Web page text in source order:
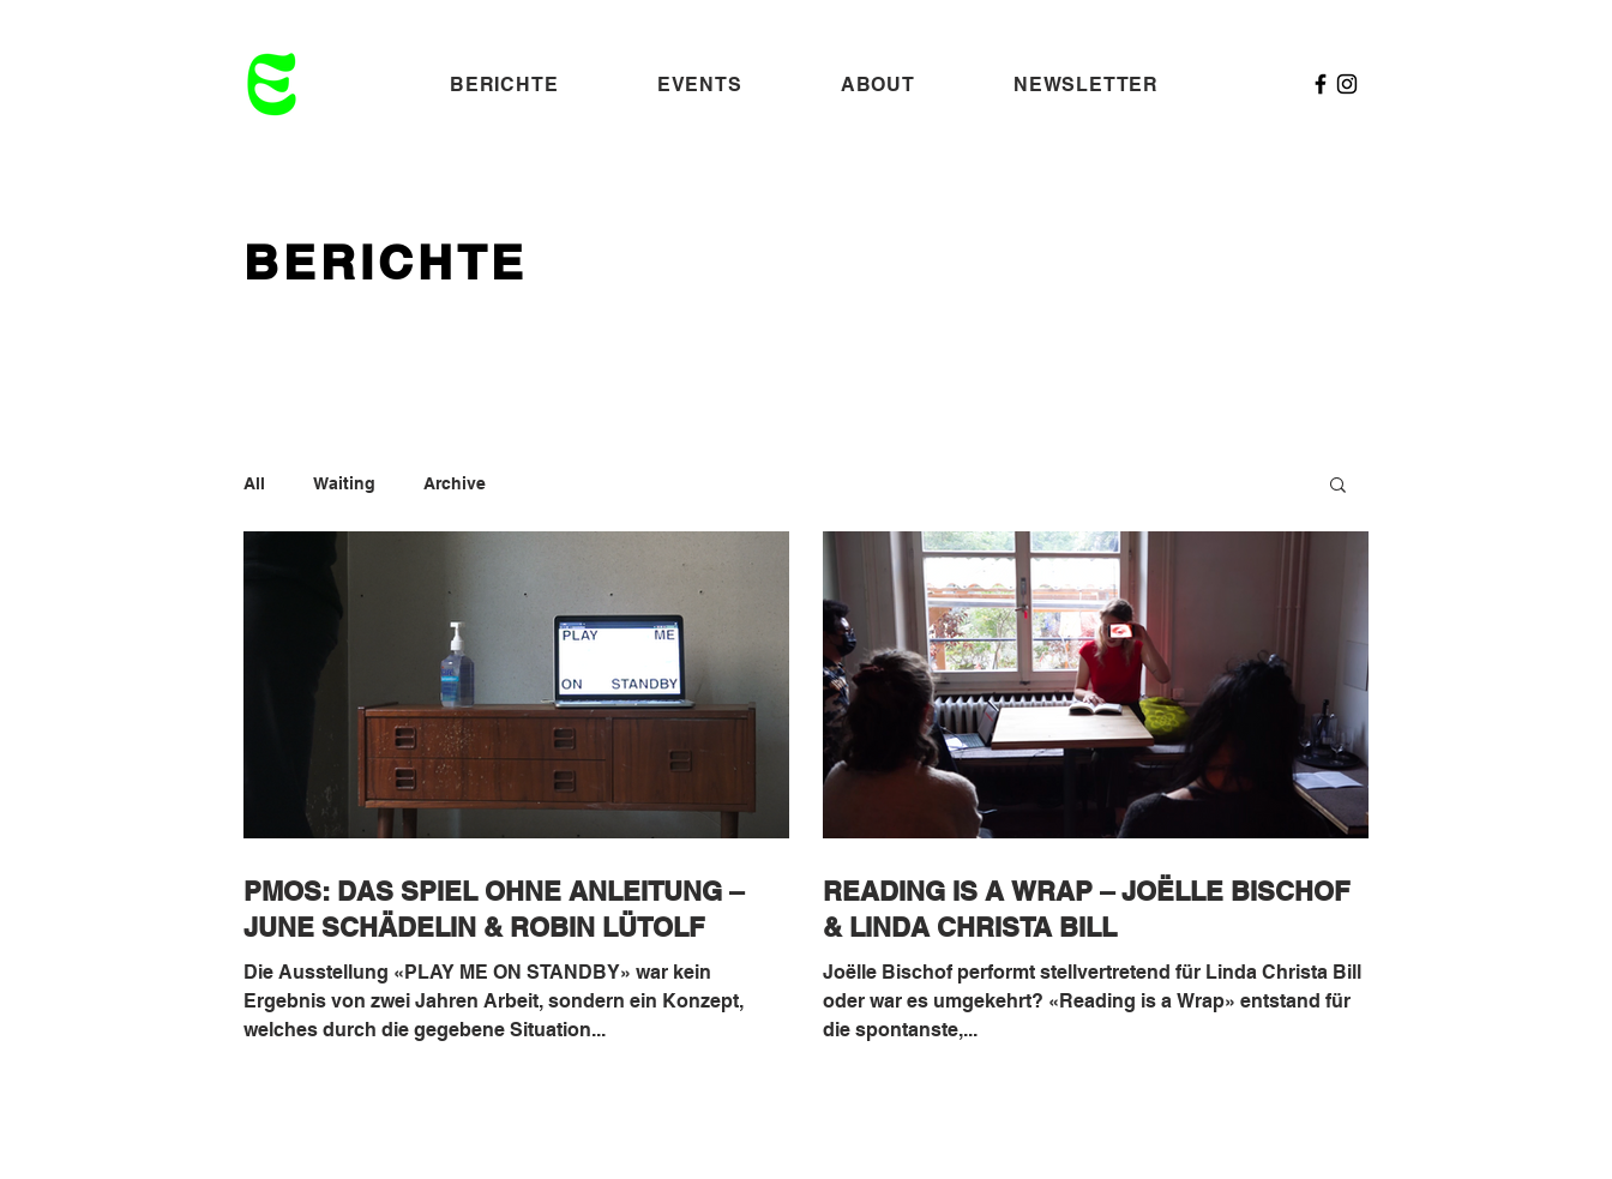
BERICHTE EVENTS ABOUT NEWSLETTER
BERICHTE
All Waiting Archive
PMOS: DAS SPIEL OHNE ANLEITUNG –
JUNE SCHÄDELIN & ROBIN LÜTOLF
Die Ausstellung «PLAY ME ON STANDBY» war kein
Ergebnis von zwei Jahren Arbeit, sondern ein Konzept,
welches durch die gegebene Situation...
READING IS A WRAP – JOËLLE BISCHOF
& LINDA CHRISTA BILL
Joëlle Bischof performt stellvertretend für Linda Christa Bill
oder war es umgekehrt? «Reading is a Wrap» entstand für
die spontanste,...